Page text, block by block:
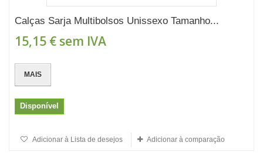
Calças Sarja Multibolsos Unissexo Tamanho...
15,15 € sem IVA
MAIS
Disponível
Adicionar à Lista de desejos Adicionar à comparação